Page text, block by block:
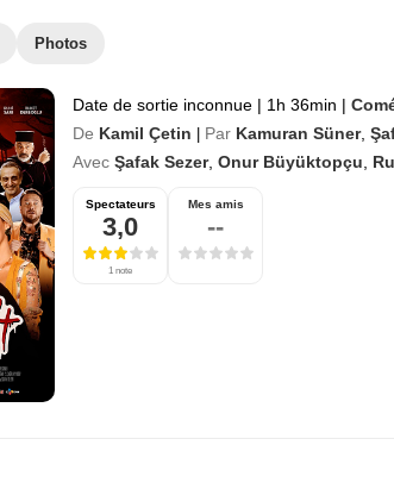
Photos
Date de sortie inconnue | 1h 36min |
De Kamil Çetin Par Kamuran Süner,
Avec Şafak Sezer, Onur Büyüktopçu
Spectateurs
3,0
1 note
Mes amis
--